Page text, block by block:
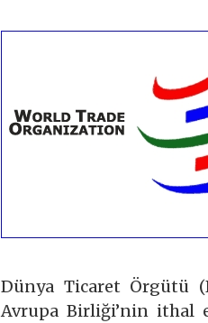
Dünya Ticaret Örgütü
Avrupa Birliği’nin ithal